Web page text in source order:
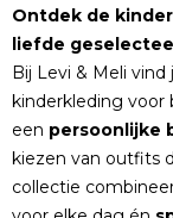
Ontdek de
liefde
Bij Levi & Meli
kinderkleding voor
een persoonlijke
kiezen van outfits
collectie